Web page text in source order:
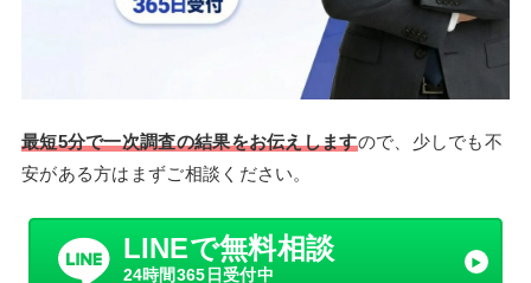
最短5分で一次調査の結果をお伝えしますので、少しでも不
安がある方はまずご相談ください。
LINEで無料相談
24時間365日受付中